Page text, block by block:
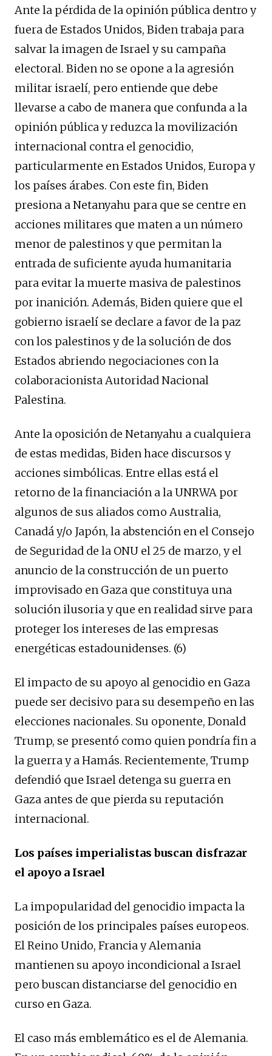
Ante la pérdida de la opinión pública dentro y
fuera de Estados Unidos, Biden trabaja para
salvar la imagen de Israel y su campaña
electoral. Biden no se opone a la agresión
militar israelí, pero entiende que debe
llevarse a cabo de manera que confunda a la
opinión pública y reduzca la movilización
internacional contra el genocidio,
particularmente en Estados Unidos, Europa y
los países árabes. Con este fin, Biden
presiona a Netanyahu para que se centre en
acciones militares que maten a un número
menor de palestinos y que permitan la
entrada de suficiente ayuda humanitaria
para evitar la muerte masiva de palestinos
por inanición. Además, Biden quiere que el
gobierno israelí se declare a favor de la paz
con los palestinos y de la solución de dos
Estados abriendo negociaciones con la
colaboracionista Autoridad Nacional
Palestina.
Ante la oposición de Netanyahu a cualquiera
de estas medidas, Biden hace discursos y
acciones simbólicas. Entre ellas está el
retorno de la financiación a la UNRWA por
algunos de sus aliados como Australia,
Canadá y/o Japón, la abstención en el Consejo
de Seguridad de la ONU el 25 de marzo, y el
anuncio de la construcción de un puerto
improvisado en Gaza que constituya una
solución ilusoria y que en realidad sirve para
proteger los intereses de las empresas
energéticas estadounidenses. (6)
El impacto de su apoyo al genocidio en Gaza
puede ser decisivo para su desempeño en las
elecciones nacionales. Su oponente, Donald
Trump, se presentó como quien pondría fin a
la guerra y a Hamás. Recientemente, Trump
defendió que Israel detenga su guerra en
Gaza antes de que pierda su reputación
internacional.
Los países imperialistas buscan disfrazar
el apoyo a Israel
La impopularidad del genocidio impacta la
posición de los principales países europeos.
El Reino Unido, Francia y Alemania
mantienen su apoyo incondicional a Israel
pero buscan distanciarse del genocidio en
curso en Gaza.
El caso más emblemático es el de Alemania.